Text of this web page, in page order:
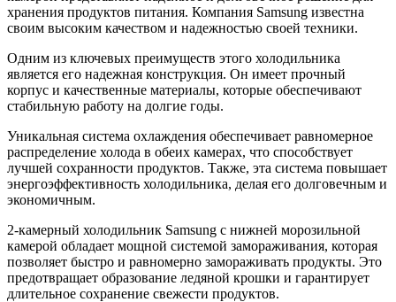
хранения продуктов питания. Компания Samsung известна
своим высоким качеством и надежностью своей техники.
Одним из ключевых преимуществ этого холодильника
является его надежная конструкция. Он имеет прочный
корпус и качественные материалы, которые обеспечивают
стабильную работу на долгие годы.
Уникальная система охлаждения обеспечивает равномерное
распределение холода в обеих камерах, что способствует
лучшей сохранности продуктов. Также, эта система повышает
энергоэффективность холодильника, делая его долговечным и
экономичным.
2-камерный холодильник Samsung с нижней морозильной
камерой обладает мощной системой замораживания, которая
позволяет быстро и равномерно замораживать продукты. Это
предотвращает образование ледяной крошки и гарантирует
длительное сохранение свежести продуктов.